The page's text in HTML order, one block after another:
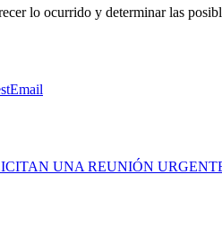
lo ocurrido y determinar las
Email
UNA REUNIÓN